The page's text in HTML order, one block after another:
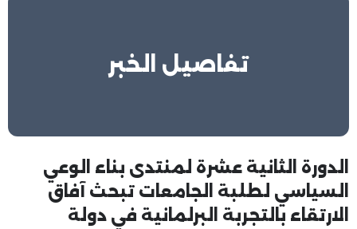
تفاصيل الخبر
الدورة الثانية عشرة لمنتدى بناء الوعي
السياسي لطلبة الجامعات تبحث آفاق
الارتقاء بالتجربة البرلمانية في دولة